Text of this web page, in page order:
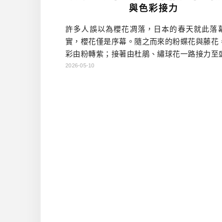
與色彩接力
許多人誤以為櫻花凋落，日本的春天就此落
實，櫻花僅是序幕。隨之而來的粉蝶花與藤花
彩由粉轉紫；接著由杜鵑、繡球花一路接力至
向日葵。日本的花季，此時才正要進入高潮。
2026-05-10